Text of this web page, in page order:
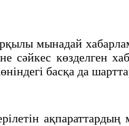
мынадай
сәйкес көзделген
басқа да